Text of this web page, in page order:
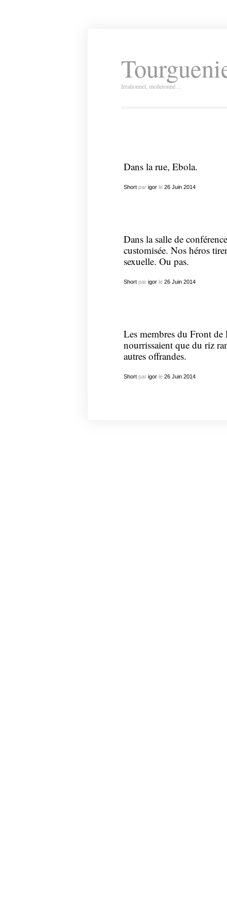
Irrationnel, molletonné…
Dans la rue, Ebola.
Shortpar igorle 26 Juin 2014
Dans la salle de
customisée. Nos héros
sexuelle. Ou pas.
Shortpar igorle 26 Juin 2014
Les membres du Front de
nourrissaient que du riz
autres offrandes.
Shortpar igorle 26 Juin 2014